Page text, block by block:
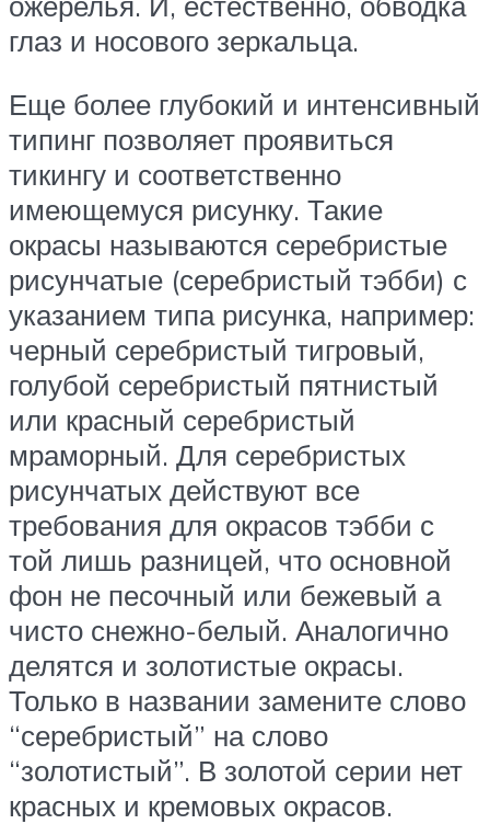
глаз и носового зеркальца.
Еще более глубокий и интенсивный
типинг позволяет проявиться
тикингу и соответственно
имеющемуся рисунку. Такие
окрасы называются серебристые
рисунчатые (серебристый тэбби) с
указанием типа рисунка, например:
черный серебристый тигровый,
голубой серебристый пятнистый
или красный серебристый
мраморный. Для серебристых
рисунчатых действуют все
требования для окрасов тэбби с
той лишь разницей, что основной
фон не песочный или бежевый а
чисто снежно-белый. Аналогично
делятся и золотистые окрасы.
Только в названии замените слово
“серебристый” на слово
“золотистый”. В золотой серии нет
красных и кремовых окрасов.